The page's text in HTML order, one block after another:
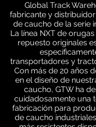
Global Track
fabricante y
de caucho de la serie
La línea NXT de
repuesto originales
transportadores y
Con más de 20 años
en el diseño de
caucho, GTW ha
cuidadosamente una
fabricación para
de caucho